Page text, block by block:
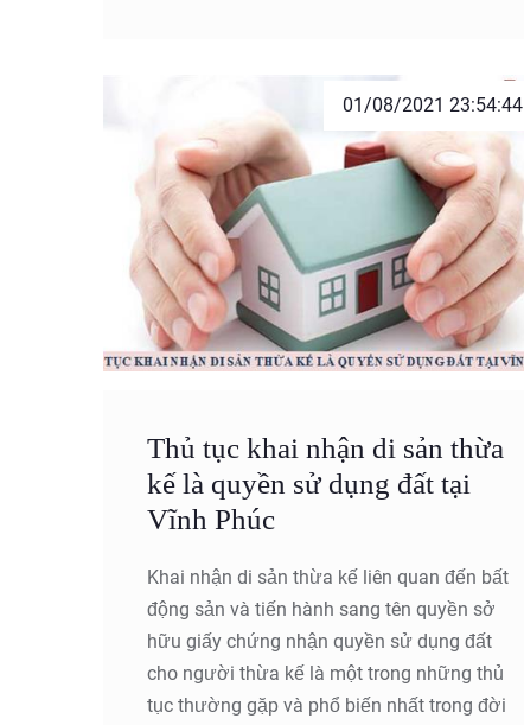
chung sẽ không thực hiện giống như
những vợ chồng có đăng ký kết hôn. Trong
quá trình giải quyết các vụ án như vậy tại
Vĩnh Phúc, Công ty Luật TNHH Youth &
Partners nhận được rất nhiều câu hỏi như
Không đăng ký kết hôn mà chung sống với
nhau thì tài sản tạo lập được có phải là tài
sản chung không ? Phân chia tài sản chung
như thế nào trong hợp này là đúng quy
Quý bạn đọc nắm được thông tin.
01/08/2021 23:54:44
Thủ tục khai nhận di sản thừa
kế là quyền sử dụng đất tại
Vĩnh Phúc
Khai nhận di sản thừa kế liên quan đến bất
động sản và tiến hành sang tên quyền sở
hữu giấy chứng nhận quyền sử dụng đất
cho người thừa kế là một trong những thủ
tục thường gặp và phổ biến nhất trong đời